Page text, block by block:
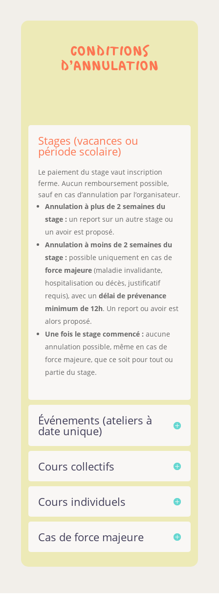
CONDITIONS
D’ANNULATION
Stages (vacances ou
période scolaire)
Le paiement du stage vaut inscription
ferme. Aucun remboursement possible,
sauf en cas d’annulation par l’organisateur.
Annulation à plus de 2 semaines du
stage : un report sur un autre stage ou
un avoir est proposé.
Annulation à moins de 2 semaines du
stage : possible uniquement en cas de
force majeure(maladie invalidante,
hospitalisation ou décès, justificatif
requis), avec un délai de prévenance
minimum de 12h. Un report ou avoir est
alors proposé.
Une fois le stage commencé : aucune
annulation possible, même en cas de
force majeure, que ce soit pour tout ou
partie du stage.
Événements (ateliers à
date unique)
Cours collectifs
Cours individuels
Cas de force majeure